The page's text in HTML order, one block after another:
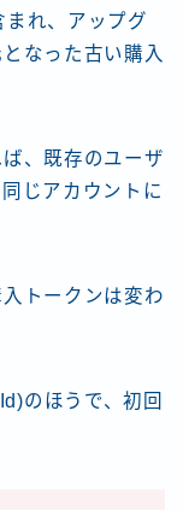
まれ、アップグ
なった古い購入
、既存のユーザ
じアカウントに
トークンは変わ
のほうで、初回